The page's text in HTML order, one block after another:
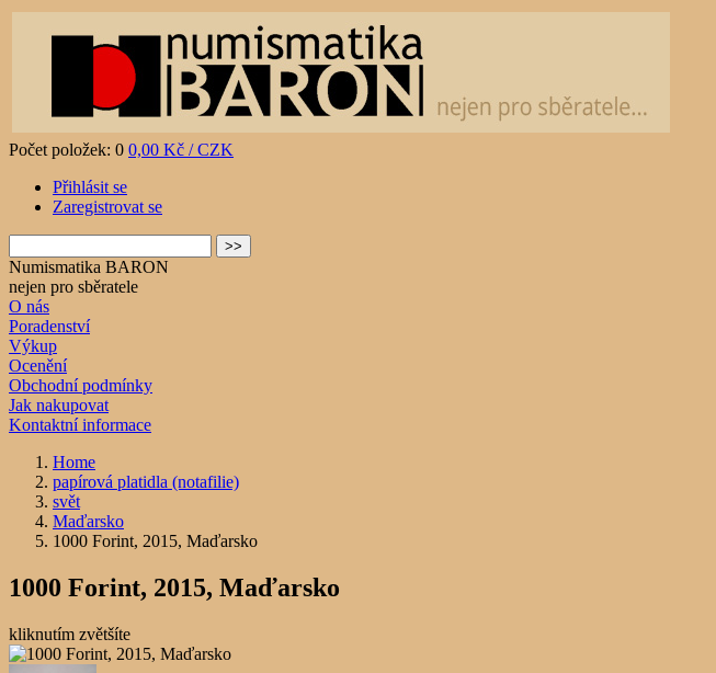
Počet položek: 0 0,00 Kč / CZK
Přihlásit se
Zaregistrovat se
Numismatika BARON
nejen pro sběratele
O nás
Poradenství
Výkup
Ocenění
Obchodní podmínky
Jak nakupovat
Kontaktní informace
Home
papírová platidla (notafilie)
svět
Maďarsko
1000 Forint, 2015, Maďarsko
1000 Forint, 2015, Maďarsko
kliknutím zvětšíte